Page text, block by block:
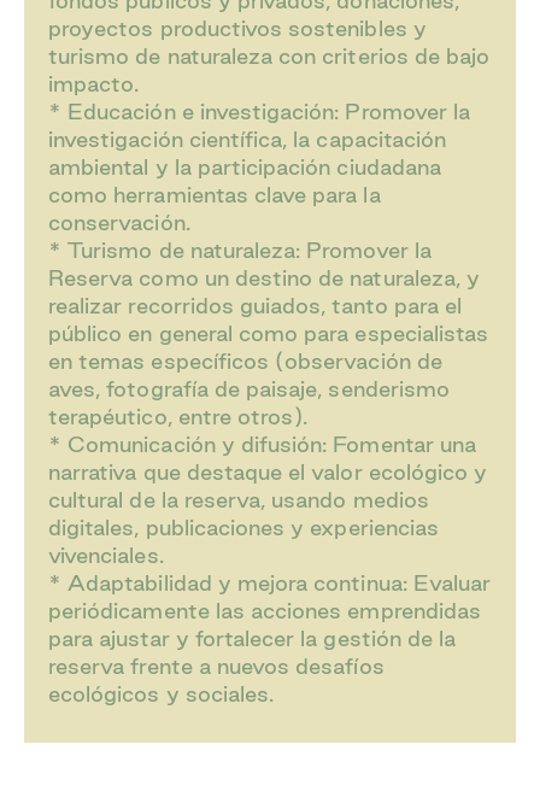
proyectos productivos sostenibles y
turismo de naturaleza con criterios de bajo
impacto.
* Educación e investigación: Promover la
investigación científica, la capacitación
ambiental y la participación ciudadana
como herramientas clave para la
conservación.
* Turismo de naturaleza: Promover la
Reserva como un destino de naturaleza, y
realizar recorridos guiados, tanto para el
público en general como para especialistas
en temas específicos (observación de
aves, fotografía de paisaje, senderismo
terapéutico, entre otros).
* Comunicación y difusión: Fomentar una
narrativa que destaque el valor ecológico y
cultural de la reserva, usando medios
digitales, publicaciones y experiencias
vivenciales.
* Adaptabilidad y mejora continua: Evaluar
periódicamente las acciones emprendidas
para ajustar y fortalecer la gestión de la
reserva frente a nuevos desafíos
ecológicos y sociales.